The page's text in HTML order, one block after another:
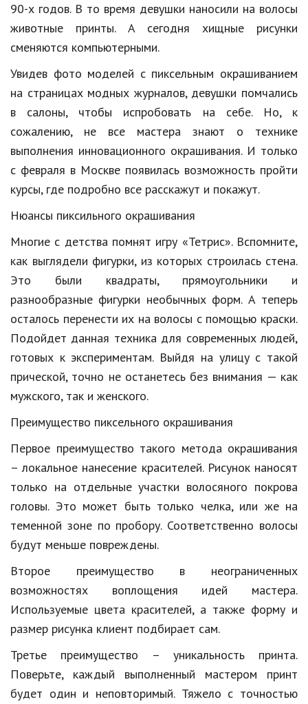
Животные
Еда и напитки
Праздники и подарки
Кинематограф
Домашние животные
Семья и дети
Путешествия
Строительство
Культура и общество
Мода и стиль
Бизнес
Хобби и развлечения
Финансы
Юриспруденция
Природа
Образование
Наука и технологии
90-х годов. В то время девушки наносили на волосы
животные принты. А сегодня хищные рисунки
сменяются компьютерными.
Увидев фото моделей с пиксельным окрашиванием
на страницах модных журналов, девушки помчались
в салоны, чтобы испробовать на себе. Но, к
сожалению, не все мастера знают о технике
выполнения инновационного окрашивания. И только
с февраля в Москве появилась возможность пройти
курсы, где подробно все расскажут и покажут.
Нюансы пиксильного окрашивания
Многие с детства помнят игру «Тетрис». Вспомните,
как выглядели фигурки, из которых строилась стена.
Это были квадраты, прямоугольники и
разнообразные фигурки необычных форм. А теперь
осталось перенести их на волосы с помощью краски.
Подойдет данная техника для современных людей,
готовых к экспериментам. Выйдя на улицу с такой
прической, точно не останетесь без внимания — как
мужского, так и женского.
Преимущество пиксельного окрашивания
Первое преимущество такого метода окрашивания
– локальное нанесение красителей. Рисунок наносят
только на отдельные участки волосяного покрова
головы. Это может быть только челка, или же на
теменной зоне по пробору. Соответственно волосы
будут меньше повреждены.
Второе преимущество в неограниченных
возможностях воплощения идей мастера.
Используемые цвета красителей, а также форму и
размер рисунка клиент подбирает сам.
Третье преимущество – уникальность принта.
Поверьте, каждый выполненный мастером принт
будет один и неповторимый. Тяжело с точностью